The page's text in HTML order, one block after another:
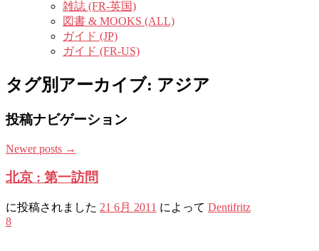
雑誌 (FR-英国)
図書 & MOOKS (ALL)
ガイド (JP)
ガイド (FR-US)
タグ別アーカイブ: アジア
投稿ナビゲーション
Newer posts →
北京 : 第一訪問
に投稿されました 21 6月 2011 によって Dentifritz
8